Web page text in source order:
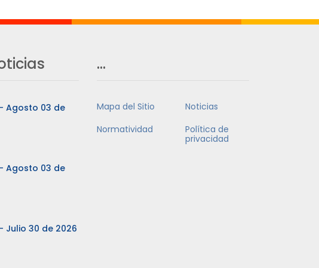
Agosto 03 de
Agosto 03 de
Julio 30 de 2026
…
Mapa del Sitio
Noticias
Normatividad
Política de
privacidad